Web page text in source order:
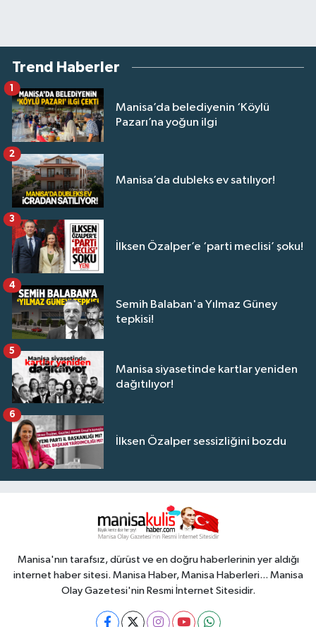
Trend Haberler
Manisa’da belediyenin ‘Köylü
Pazarı’na yoğun ilgi
1
Manisa’da dubleks ev satılıyor!
2
İlksen Özalper’e ‘parti meclisi’ şoku!
3
Semih Balaban'a Yılmaz Güney
tepkisi!
4
Manisa siyasetinde kartlar yeniden
dağıtılıyor!
5
İlksen Özalper sessizliğini bozdu
6
Manisa'nın tarafsız, dürüst ve en doğru haberlerinin yer aldığı
internet haber sitesi. Manisa Haber, Manisa Haberleri... Manisa
Olay Gazetesi'nin Resmi İnternet Sitesidir.